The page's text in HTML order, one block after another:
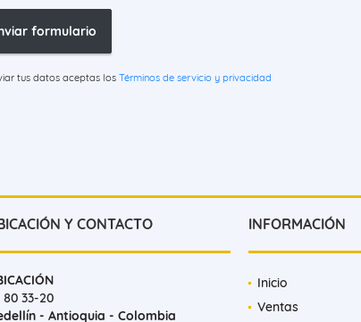
formulario
tus datos aceptas los Términos de servicio y privacidad
Y CONTACTO
80 33-20
- Antioquia - Colombia
INFORMACIÓN
Inicio
Ventas